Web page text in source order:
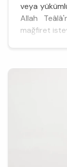
veya
Allah
mağfiret